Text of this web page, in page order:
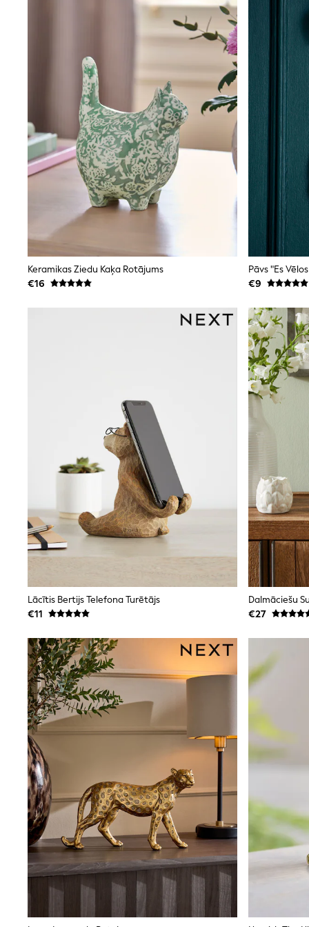
All Accessories
All Bags & Backpacks
Girls Bags
Boys Bags
Lunchbags
Drink Bottles
Stationery
Jumpers
Polo Shirts
T-Shirts
Blouses
Shirts
HOLIDAY SHOP
All Swimwear
All Beachwear
Sun Hats & Caps
Tops & T-Shirts
Sunglasses
Men's Holiday Shop
All Swimwear
Bags & Luggage
Footwear
Hats
Linen Collection
Sandals & Flipflops
Shirts
Shorts
T-Shirts
Vests
Boys Holiday Shop
All swimwear
Ponchos & Toweling sets
Sun Hats & Caps
Polo Shirts
Rash Vests
Sunglasses
Sunsafe Swimwear
Swimshorts
Tops & T-Shirts
Girls Holiday Shop
All swimwear
Beach Dresses & Kaftans
Dresses
Sun Hats & Caps
Jumpsuits & Playsuits
Rash Vests
Keramikas Ziedu Kaķa Rotājums
€16
Pāvs "Es
€9
Lācītis Bertijs Telefona Turētājs
€11
Dalmāciešu
€27